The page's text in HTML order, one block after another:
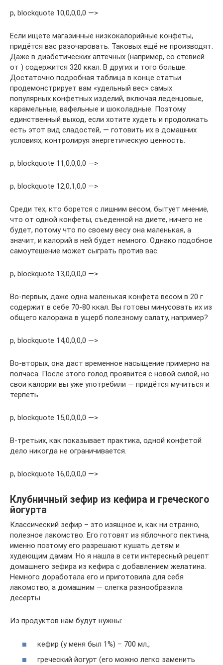
p, blockquote 10,0,0,0,0 —>
Если ищете магазинные низкокалорийные конфеты,
придётся вас разочаровать. Таковых ещё не производят.
Даже в диабетических аптечных (например, со стевией
от ) содержится 320 ккал. В других и того больше.
Достаточно подробная таблица в конце статьи
продемонстрирует вам «удельный вес» самых
популярных конфетных изделий, включая леденцовые,
карамельные, вафельные и шоколадные. Поэтому
единственный выход, если хотите худеть и продолжать
есть этот вид сладостей, — готовить их в домашних
условиях, контролируя энергетическую ценность.
p, blockquote 11,0,0,0,0 —>
p, blockquote 12,0,1,0,0 —>
Среди тех, кто борется с лишним весом, бытует мнение,
что от одной конфеты, съеденной на диете, ничего не
будет, потому что по своему весу она маленькая, а
значит, и калорий в ней будет немного. Однако подобное
самоутешение может сыграть против вас.
p, blockquote 13,0,0,0,0 —>
Во-первых, даже одна маленькая конфета весом в 20 г
содержит в себе 70-80 ккал. Вы готовы минусовать их из
общего калоража в ущерб полезному салату, например?
p, blockquote 14,0,0,0,0 —>
Во-вторых, она даст временное насыщение примерно на
полчаса. После этого голод проявится с новой силой, но
свои калории вы уже употребили — придётся мучиться и
терпеть.
p, blockquote 15,0,0,0,0 —>
В-третьих, как показывает практика, одной конфетой
дело никогда не ограничивается.
p, blockquote 16,0,0,0,0 —>
Клубничный зефир из кефира и греческого
йогурта
Классический зефир – это изящное и, как ни странно,
полезное лакомство. Его готовят из яблочного пектина,
именно поэтому его разрешают кушать детям и
худеющим дамам. Но я нашла в сети интересный рецепт
домашнего зефира из кефира с добавлением желатина.
Немного доработала его и приготовила для себя
лакомство, а домашним — слегка разнообразила
десерты.
Из продуктов нам будут нужны:
кефир (у меня был 1%) – 700 мл.,
греческий йогурт (его можно легко заменить